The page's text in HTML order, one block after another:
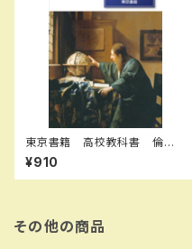
東京書籍 高校教科書 倫
理 ［教番：倫理311］ 新品 I
SBN：9784487165230 ISB
N-10：B0D9C5V2M6 SKU：
¥910
その他の商品